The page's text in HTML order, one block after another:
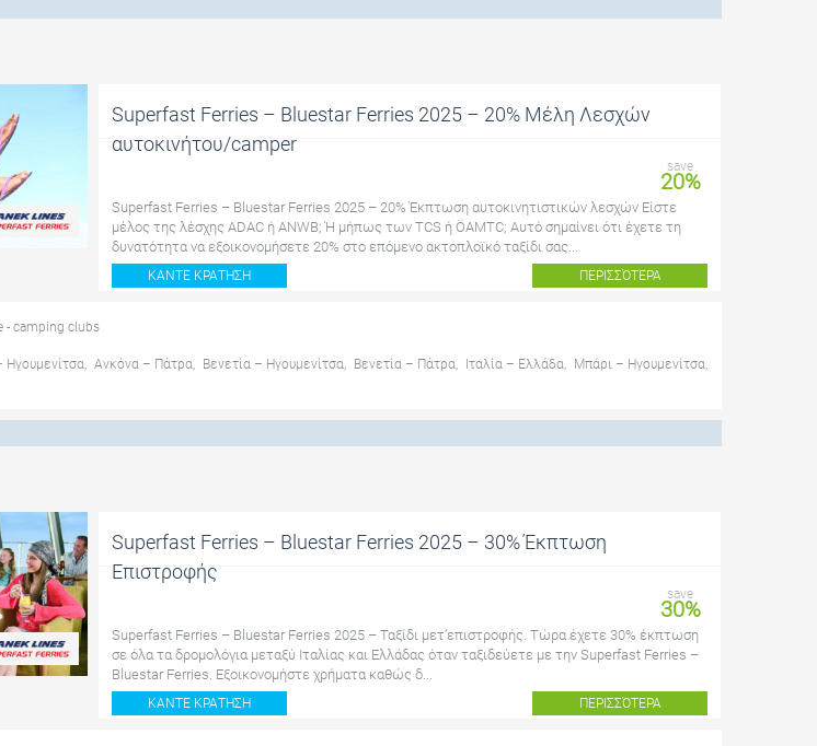
Superfast Ferries – Bluestar Ferries 2025 – 20% Μέλη Λεσχών
αυτοκινήτου/camper
save
20%
Superfast Ferries – Bluestar Ferries 2025 – 20% Έκπτωση αυτοκινητιστικών λεσχών Είστε
μέλος της λέσχης ADAC ή ANWB; Ή μήπως των TCS ή ÖAMTC; Αυτό σημαίνει ότι έχετε τη
δυνατότητα να εξοικονομήσετε 20% στο επόμενο ακτοπλοϊκό ταξίδι σας...
ΚΆΝΤΕ ΚΡΆΤΗΣΗ ΠΕΡΙΣΣΌΤΕΡΑ
- camping clubs
Ηγουμενίτσα, Ανκόνα – Πάτρα, Βενετία – Ηγουμενίτσα, Βενετία – Πάτρα, Ιταλία – Ελλάδα, Μπάρι – Ηγουμενίτσα,
Superfast Ferries – Bluestar Ferries 2025 – 30% Έκπτωση
Επιστροφής
save
30%
Superfast Ferries – Bluestar Ferries 2025 – Ταξίδι μετ’επιστροφής. Τώρα έχετε 30% έκπτωση
σε όλα τα δρομολόγια μεταξύ Ιταλίας και Ελλάδας όταν ταξιδεύετε με την Superfast Ferries –
Bluestar Ferries. Εξοικονομήστε χρήματα καθώς δ...
ΚΆΝΤΕ ΚΡΆΤΗΣΗ ΠΕΡΙΣΣΌΤΕΡΑ